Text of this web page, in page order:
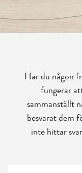
Har du någon
fungerar
sammanställt
besvarat dem
inte hittar